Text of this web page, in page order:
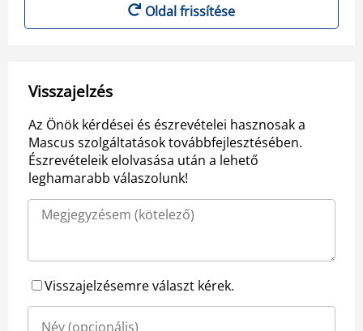
Oldal frissítése
Visszajelzés
Az Önök kérdései és észrevételei hasznosak a
Mascus szolgáltatások továbbfejlesztésében.
Észrevételeik elolvasása után a lehető
leghamarabb válaszolunk!
Visszajelzésemre választ kérek.